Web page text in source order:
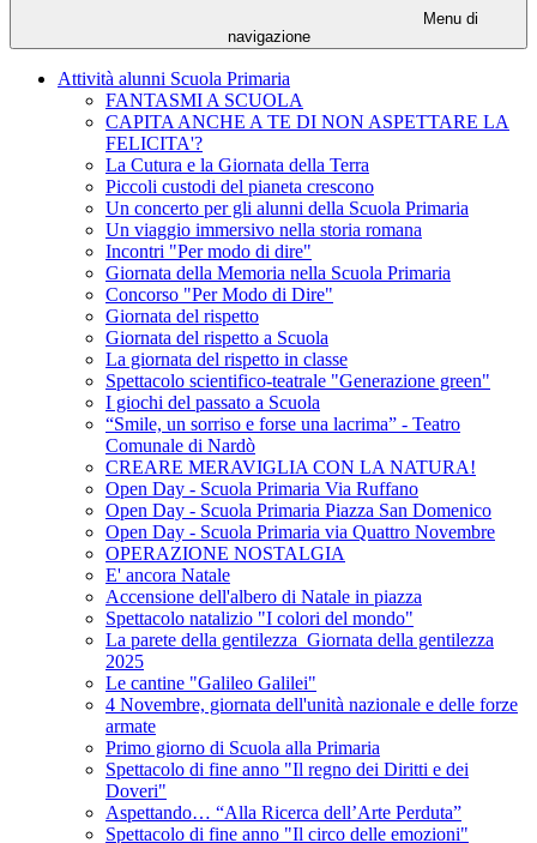
Menu di
navigazione
Attività alunni Scuola Primaria
FANTASMI A SCUOLA
CAPITA ANCHE A TE DI NON ASPETTARE LA
FELICITA'?
La Cutura e la Giornata della Terra
Piccoli custodi del pianeta crescono
Un concerto per gli alunni della Scuola Primaria
Un viaggio immersivo nella storia romana
Incontri "Per modo di dire"
Giornata della Memoria nella Scuola Primaria
Concorso "Per Modo di Dire"
Giornata del rispetto
Giornata del rispetto a Scuola
La giornata del rispetto in classe
Spettacolo scientifico-teatrale "Generazione green"
I giochi del passato a Scuola
“Smile, un sorriso e forse una lacrima” - Teatro
Comunale di Nardò
CREARE MERAVIGLIA CON LA NATURA!
Open Day - Scuola Primaria Via Ruffano
Open Day - Scuola Primaria Piazza San Domenico
Open Day - Scuola Primaria via Quattro Novembre
OPERAZIONE NOSTALGIA
E' ancora Natale
Accensione dell'albero di Natale in piazza
Spettacolo natalizio "I colori del mondo"
La parete della gentilezza_Giornata della gentilezza
2025
Le cantine "Galileo Galilei"
4 Novembre, giornata dell'unità nazionale e delle forze
armate
Primo giorno di Scuola alla Primaria
Spettacolo di fine anno "Il regno dei Diritti e dei
Doveri"
Aspettando… “Alla Ricerca dell’Arte Perduta”
Spettacolo di fine anno "Il circo delle emozioni"